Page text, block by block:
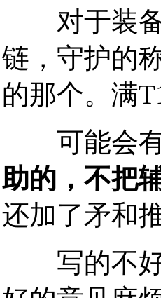
对于装备
链，守护的
的那个。满
可能会有
助的，不把
还加了矛和
写的不好